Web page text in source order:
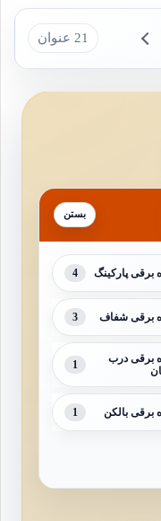
21 عنوان
برقی پارکینگ 4
برقی شفاف 3
برقی درب
1
برقی بالکن 1